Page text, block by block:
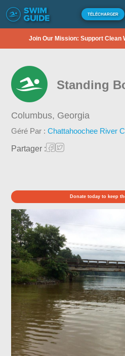
TÉLÉCHARGER
Join Our Mission: Support Clean
Standing
Columbus, Georgia
Géré Par :Chattahoochee River
Partager :
Donate today to keep